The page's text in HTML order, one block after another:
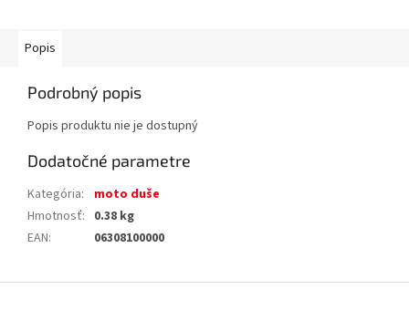
Popis
Podrobný popis
Popis produktu nie je dostupný
Dodatočné parametre
Kategória:
moto duše
Hmotnosť: 0.38 kg
EAN: 06308100000